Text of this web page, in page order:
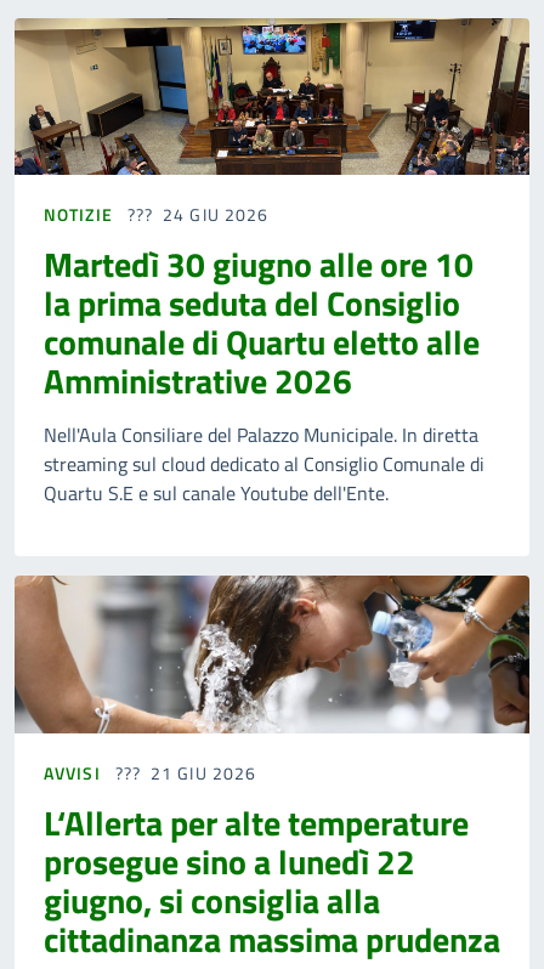
NOTIZIE 24 GIU 2026
Martedì 30 giugno alle ore 10
la prima seduta del Consiglio
comunale di Quartu eletto alle
Amministrative 2026
Nell'Aula Consiliare del Palazzo Municipale. In diretta
streaming sul cloud dedicato al Consiglio Comunale di
Quartu S.E e sul canale Youtube dell'Ente.
AVVISI 21 GIU 2026
L‘Allerta per alte temperature
prosegue sino a lunedì 22
giugno, si consiglia alla
cittadinanza massima prudenza